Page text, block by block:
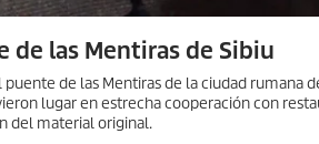
de las Mentiras de Sibiu
de las Mentiras de la ciudad rumana
lugar en estrecha cooperación con
del material original.